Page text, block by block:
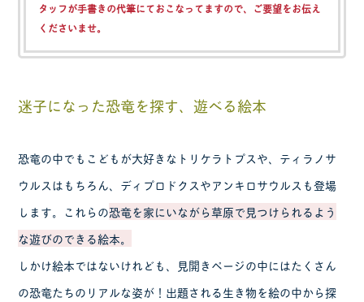
タッフが手書きの代筆にておこなってますので、ご要望をお伝え
くださいませ。
迷子になった恐竜を探す、遊べる絵本
恐竜の中でもこどもが大好きなトリケラトプスや、ティラノサ
ウルスはもちろん、ディプロドクスやアンキロサウルスも登場
します。これらの恐竜を家にいながら草原で見つけられるよう
な遊びのできる絵本。
しかけ絵本ではないけれども、見開きページの中にはたくさん
の恐竜たちのリアルな姿が！出題される生き物を絵の中から探